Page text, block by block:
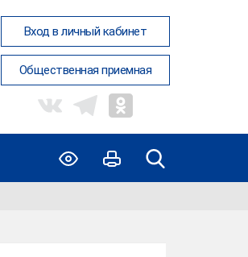
Вход в личный кабинет
Общественная приемная